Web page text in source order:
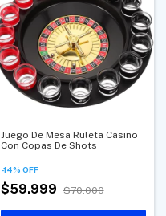
Juego De Mesa Ruleta Casino
Con Copas De Shots
-14% OFF
$59.999 $70.000